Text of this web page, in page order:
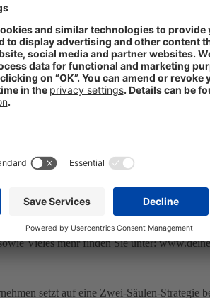
möglichen Herz-Kreislauf-
offen für ein solches Kombipräparat, das
nehmen, solange es ihnen gut
38 Prozent an, dass sie sich
zu erkennen.
einer repräsentativen Studie mit 24.000
Belgien, Deutschland, Finnland,
Weitere Informationen zum STADA
die Zukunft der Gesundheit“ wurde vom
Belgien, Deutschland, Finnland,
Vieles mehr finden Sie unter:
setzt auf eine Zwei-Säulen-Strategie